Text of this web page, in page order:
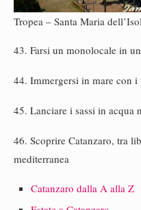
Tropea – Santa Maria
43. Farsi un monolocale in
44. Immergersi in mare con
45. Lanciare i sassi in acqua
46. Scoprire Catanzaro, tra
mediterranea
Catanzaro dalla A alla Z